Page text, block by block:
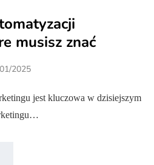
musisz znać
2025
jest kluczowa w dzisiejszym